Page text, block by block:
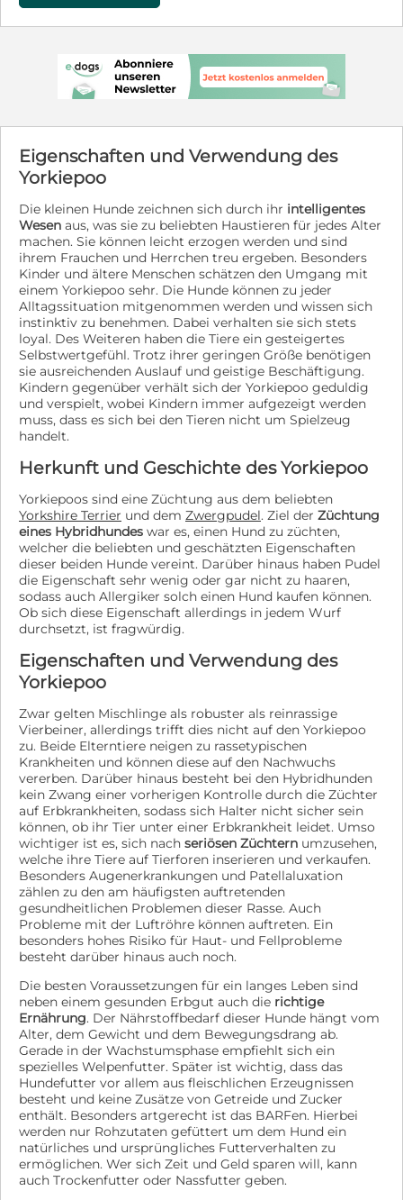
Eigenschaften und Verwendung des
Yorkiepoo
Die kleinen Hunde zeichnen sich durch ihr intelligentes
Wesen aus, was sie zu beliebten Haustieren für jedes Alter
machen. Sie können leicht erzogen werden und sind
ihrem Frauchen und Herrchen treu ergeben. Besonders
Kinder und ältere Menschen schätzen den Umgang mit
einem Yorkiepoo sehr. Die Hunde können zu jeder
Alltagssituation mitgenommen werden und wissen sich
instinktiv zu benehmen. Dabei verhalten sie sich stets
loyal. Des Weiteren haben die Tiere ein gesteigertes
Selbstwertgefühl. Trotz ihrer geringen Größe benötigen
sie ausreichenden Auslauf und geistige Beschäftigung.
Kindern gegenüber verhält sich der Yorkiepoo geduldig
und verspielt, wobei Kindern immer aufgezeigt werden
muss, dass es sich bei den Tieren nicht um Spielzeug
handelt.
Herkunft und Geschichte des Yorkiepoo
Yorkiepoos sind eine Züchtung aus dem beliebten
Yorkshire Terrier und dem Zwergpudel. Ziel der Züchtung
eines Hybridhundes war es, einen Hund zu züchten,
welcher die beliebten und geschätzten Eigenschaften
dieser beiden Hunde vereint. Darüber hinaus haben Pudel
die Eigenschaft sehr wenig oder gar nicht zu haaren,
sodass auch Allergiker solch einen Hund kaufen können.
Ob sich diese Eigenschaft allerdings in jedem Wurf
durchsetzt, ist fragwürdig.
Eigenschaften und Verwendung des
Yorkiepoo
Zwar gelten Mischlinge als robuster als reinrassige
Vierbeiner, allerdings trifft dies nicht auf den Yorkiepoo
zu. Beide Elterntiere neigen zu rassetypischen
Krankheiten und können diese auf den Nachwuchs
vererben. Darüber hinaus besteht bei den Hybridhunden
kein Zwang einer vorherigen Kontrolle durch die Züchter
auf Erbkrankheiten, sodass sich Halter nicht sicher sein
können, ob ihr Tier unter einer Erbkrankheit leidet. Umso
wichtiger ist es, sich nach seriösen Züchtern umzusehen,
welche ihre Tiere auf Tierforen inserieren und verkaufen.
Besonders Augenerkrankungen und Patellaluxation
zählen zu den am häufigsten auftretenden
gesundheitlichen Problemen dieser Rasse. Auch
Probleme mit der Luftröhre können auftreten. Ein
besonders hohes Risiko für Haut- und Fellprobleme
besteht darüber hinaus auch noch.
Die besten Voraussetzungen für ein langes Leben sind
neben einem gesunden Erbgut auch die richtige
Ernährung. Der Nährstoffbedarf dieser Hunde hängt vom
Alter, dem Gewicht und dem Bewegungsdrang ab.
Gerade in der Wachstumsphase empfiehlt sich ein
spezielles Welpenfutter. Später ist wichtig, dass das
Hundefutter vor allem aus fleischlichen Erzeugnissen
besteht und keine Zusätze von Getreide und Zucker
enthält. Besonders artgerecht ist das BARFen. Hierbei
werden nur Rohzutaten gefüttert um dem Hund ein
natürliches und ursprüngliches Futterverhalten zu
ermöglichen. Wer sich Zeit und Geld sparen will, kann
auch Trockenfutter oder Nassfutter geben.